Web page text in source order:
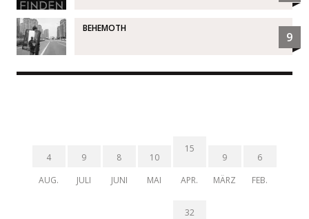
BEHEMOTH
9
4
AUG.
9
JULI
8
JUNI
10
MAI
15
APR.
9
MÄRZ
6
FEB.
32